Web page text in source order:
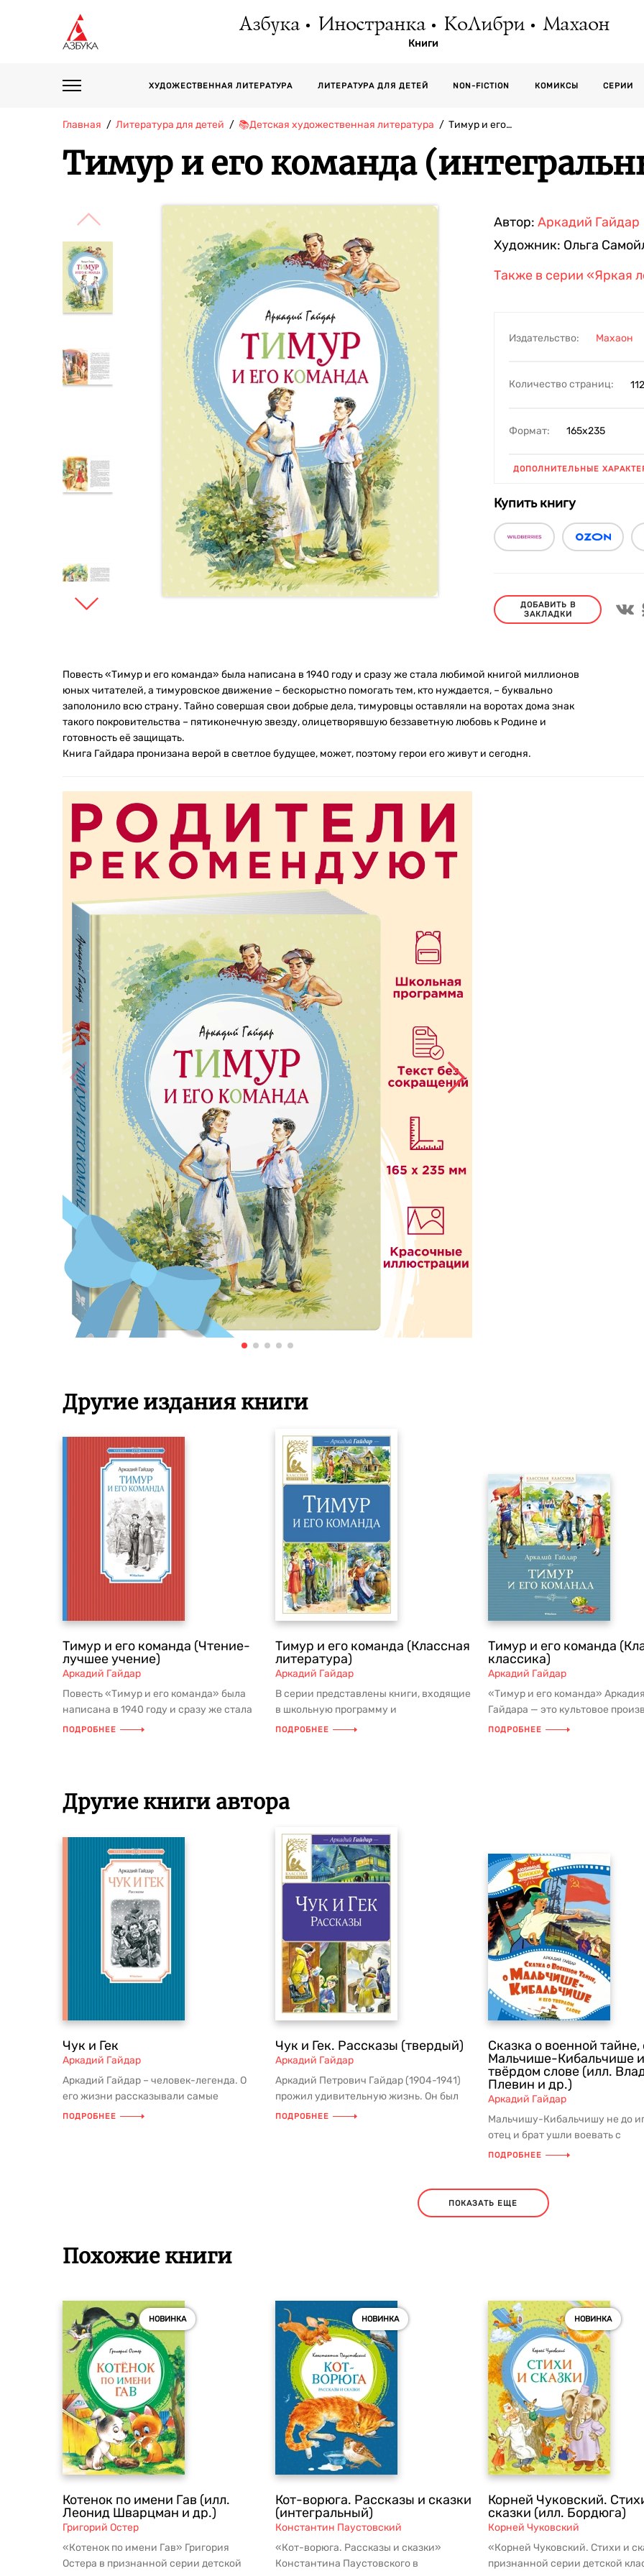
Азбука Иностранка КоЛибри Махаон
Книги
ХУДОЖЕСТВЕННАЯ ЛИТЕРАТУРА ЛИТЕРАТУРА ДЛЯ ДЕТЕЙ NON-FICTION КОМИКСЫ СЕРИИ
Главная Литература для детей 📚Детская художественная литература Тимур и его…
Тимур и его команда
Автор: Аркадий Гайдар
Художник: Ольга
Также в серии «Яркая
Издательство: Махаон
Количество страниц: 112
Формат: 165х235
ДОПОЛНИТЕЛЬНЫЕ
Купить книгу
ДОБАВИТЬ В
ЗАКЛАДКИ
Повесть «Тимур и его команда» была написана в 1940 году и сразу же стала любимой книгой миллионов
юных читателей, а тимуровское движение – бескорыстно помогать тем, кто нуждается, – буквально
заполонило всю страну. Тайно совершая свои добрые дела, тимуровцы оставляли на воротах дома знак
такого покровительства – пятиконечную звезду, олицетворявшую беззаветную любовь к Родине и
готовность её защищать.
Книга Гайдара пронизана верой в светлое будущее, может, поэтому герои его живут и сегодня.
Другие издания книги
Тимур и его команда (Чтение-
лучшее учение)
Аркадий Гайдар
Повесть «Тимур и его команда» была
написана в 1940 году и сразу же стала
любимой книгой миллионов юн...
ПОДРОБНЕЕ
Тимур и его команда (Классная
литература)
Аркадий Гайдар
В серии представлены книги, входящие
в школьную программу и
рекомендованные для внеклассного
ПОДРОБНЕЕ
Тимур и его команда
классика)
Аркадий Гайдар
«Тимур и его команда» Аркадия
Гайдара — это культовое
которое стало одним из самых
ПОДРОБНЕЕ
Другие книги автора
Чук и Гек
Аркадий Гайдар
Аркадий Гайдар – человек-легенда. О
его жизни рассказывали самые
небывалые истории, и все они – чист...
ПОДРОБНЕЕ
Чук и Гек. Рассказы (твердый)
Аркадий Гайдар
Аркадий Петрович Гайдар (1904-1941)
прожил удивительную жизнь. Он был
участником важнейших историчес...
ПОДРОБНЕЕ
Сказка о военной тайне,
Мальчише-Кибальчише
твёрдом слове (илл.
Плевин и др.)
Аркадий Гайдар
Мальчишу-Кибальчишу не до
отец и брат ушли воевать с
буржуинами, но сейчас им
ПОДРОБНЕЕ
ПОКАЗАТЬ ЕЩЕ
Похожие книги
НОВИНКА
Котенок по имени Гав (илл.
Леонид Шварцман и др.)
Григорий Остер
«Котенок по имени Гав» Григория
Остера в признанной серии детской
НОВИНКА
Кот-ворюга. Рассказы и сказки
(интегральный)
Константин Паустовский
«Кот-ворюга. Рассказы и сказки»
Константина Паустовского в
НОВИНКА
Корней Чуковский.
сказки (илл. Бордюга)
Корней Чуковский
«Корней Чуковский. Стихи и
признанной серии детской